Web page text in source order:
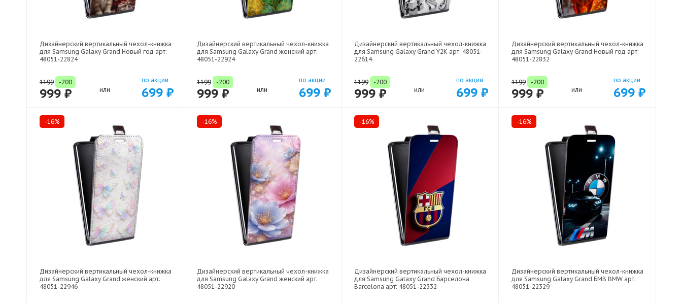
Дизайнерский вертикальный чехол-книжка
для Samsung Galaxy Grand Новый год арт:
48051-22824
1199 -200
999 ₽ или
по акции
699 ₽
Дизайнерский вертикальный чехол-книжка
для Samsung Galaxy Grand женский арт:
48051-22924
1199 -200
999 ₽ или
по акции
699 ₽
Дизайнерский вертикальный чехол-книжка
для Samsung Galaxy Grand Y2K арт: 48051-
22614
1199 -200
999 ₽ или
по акции
699 ₽
Дизайнерский вертикальный чехол-книжка
для Samsung Galaxy Grand Новый год арт:
48051-22832
1199 -200
999 ₽ или
по акции
699 ₽
-16%
Дизайнерский вертикальный чехол-книжка
для Samsung Galaxy Grand женский арт:
48051-22946
-16%
Дизайнерский вертикальный чехол-книжка
для Samsung Galaxy Grand женский арт:
48051-22920
-16%
Дизайнерский вертикальный чехол-книжка
для Samsung Galaxy Grand Барселона
Barcelona арт: 48051-22332
-16%
Дизайнерский вертикальный чехол-книжка
для Samsung Galaxy Grand БМВ BMW арт:
48051-22329